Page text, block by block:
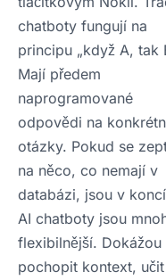
chatboty fungují na
principu „když A, tak
Mají předem
naprogramované
odpovědi na
otázky. Pokud se
na něco, co nemají v
databázi, jsou v
AI chatboty jsou
flexibilnější. Dokážou
pochopit kontext,